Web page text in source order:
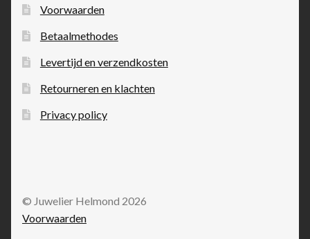
Voorwaarden
Betaalmethodes
Levertijd en verzendkosten
Retourneren en klachten
Privacy policy
© Juwelier Helmond 2026
Voorwaarden